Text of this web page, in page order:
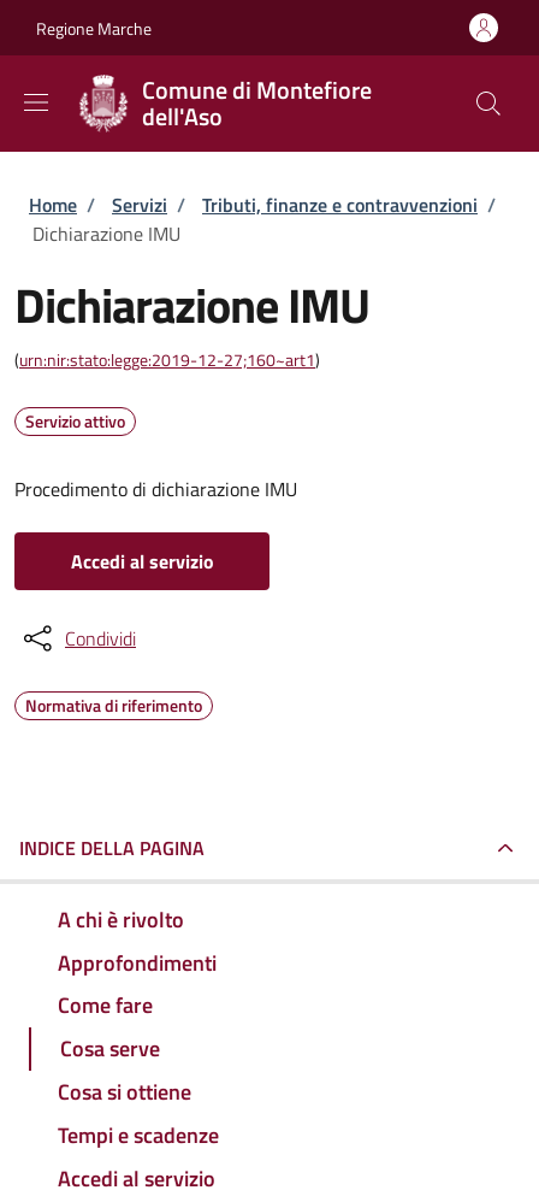
Regione Marche
Comune di Montefiore
dell'Aso
Briciole di pane
Home / Servizi / Tributi, finanze e contravvenzioni /
Dichiarazione IMU
Dichiarazione IMU
(urn:nir:stato:legge:2019-12-27;160~art1)
Servizio attivo
Procedimento di dichiarazione IMU
Accedi al servizio
Condividi
Normativa di riferimento
INDICE DELLA PAGINA
A chi è rivolto
Approfondimenti
Come fare
Cosa serve
Cosa si ottiene
Tempi e scadenze
Accedi al servizio